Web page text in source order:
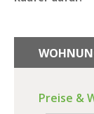
Preise &